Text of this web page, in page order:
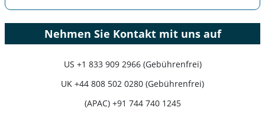
Nehmen Sie Kontakt mit uns auf
US +1 833 909 2966 (Gebührenfrei)
UK +44 808 502 0280 (Gebührenfrei)
(APAC) +91 744 740 1245